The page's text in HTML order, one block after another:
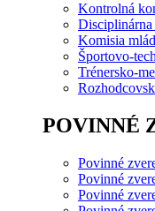
Kontrolná
Disciplinárna
Komisia
Športovo-
Trénersko-
POVINNÉ
Povinné
Povinné
Povinné